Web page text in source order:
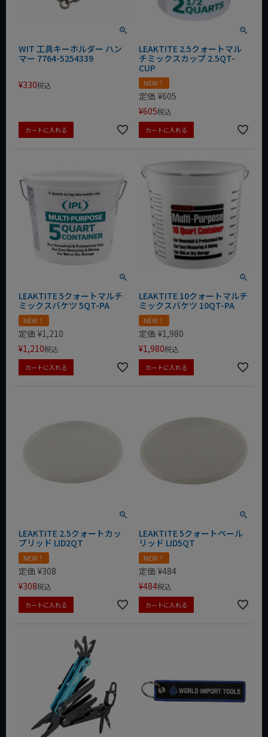
WIT 工具キーホルダー ハン
マー 7764-5254339
¥330税込
カートに入れる
LEAKTITE 2.5クォートマル
チミックスカップ 2.5QT-
CUP
NEW！
定価 ¥605
¥605税込
カートに入れる
LEAKTITE 5クォートマルチ
ミックスバケツ 5QT-PA
NEW！
定価 ¥1,210
¥1,210税込
カートに入れる
LEAKTITE 10クォートマルチ
ミックスバケツ 10QT-PA
NEW！
定価 ¥1,980
¥1,980税込
カートに入れる
LEAKTITE 2.5クォートカッ
プリッド LID2QT
NEW！
定価 ¥308
¥308税込
カートに入れる
LEAKTITE 5クォートペール
リッド LID5QT
NEW！
定価 ¥484
¥484税込
カートに入れる